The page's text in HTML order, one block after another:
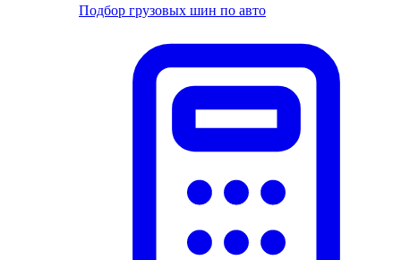
Подбор грузовых шин по авто